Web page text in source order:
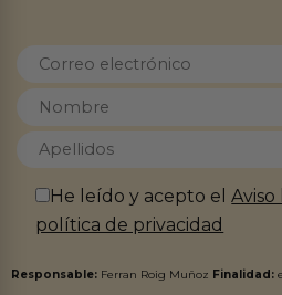
He leído y acepto elAviso
política de privacidad
Responsable: Ferran Roig Muñoz Finalidad: